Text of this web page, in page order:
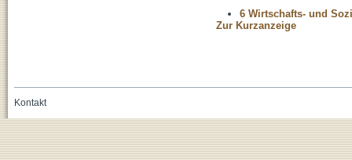
6 Wirtschafts- und
Zur Kurzanzeige
Kontakt